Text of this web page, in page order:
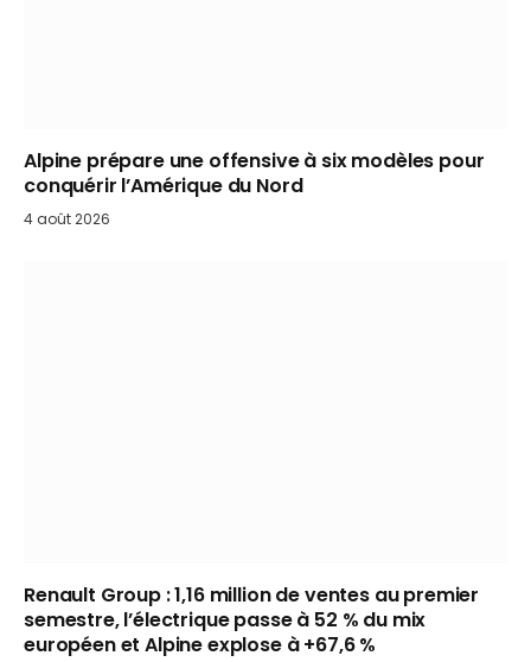
Alpine prépare une offensive à six modèles pour
conquérir l’Amérique du Nord
4 août 2026
Renault Group : 1,16 million de ventes au premier
semestre, l’électrique passe à 52 % du mix
européen et Alpine explose à +67,6 %